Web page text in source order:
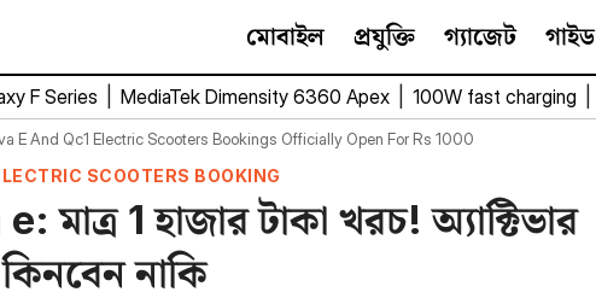
মোবাইল প্রযুক্তি গ্যাজেট গাইড
F Series MediaTek Dimensity 6360 Apex 100W fast charging
E And Qc1 Electric Scooters Bookings Officially Open For Rs 1000
SCOOTERS BOOKING
1 হাজার টাকা খরচ! অ্যাক্টিভার
নাকি